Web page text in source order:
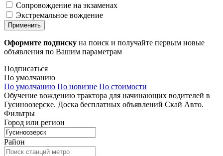
Сопровождение на экзаменах
Экстремальное вождение
Применить
Оформите подписку на поиск и получайте первым новые
объявления по Вашим параметрам
Подписаться
По умолчанию
По умолчанию По новизне По стоимости
Обучение вождению трактора для начинающих водителей в
Гусиноозерске. Доска бесплатных объявлений Скай Авто.
Фильтры
Город или регион
Район